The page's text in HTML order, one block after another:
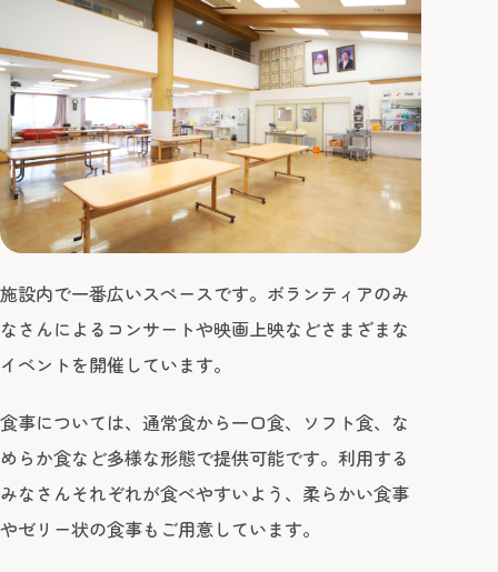
TEL 0565-46-0234
FAX 0565-46-0160
光の家
お申込みから
ご利用までの流
れ
ご家族さま専用
障害者支援センター
ひかりの丘
お申込みから
ご利用までの流
れ
障がい者や介護の相談をしたい
施設内で一番広いスペースです。ボランティアのみ
なさんによるコンサートや映画上映などさまざまな
イベントを開催しています。
食事については、通常食から一口食、ソフト食、な
めらか食など多様な形態で提供可能です。利用する
みなさんそれぞれが食べやすいよう、柔らかい食事
やゼリー状の食事もご用意しています。